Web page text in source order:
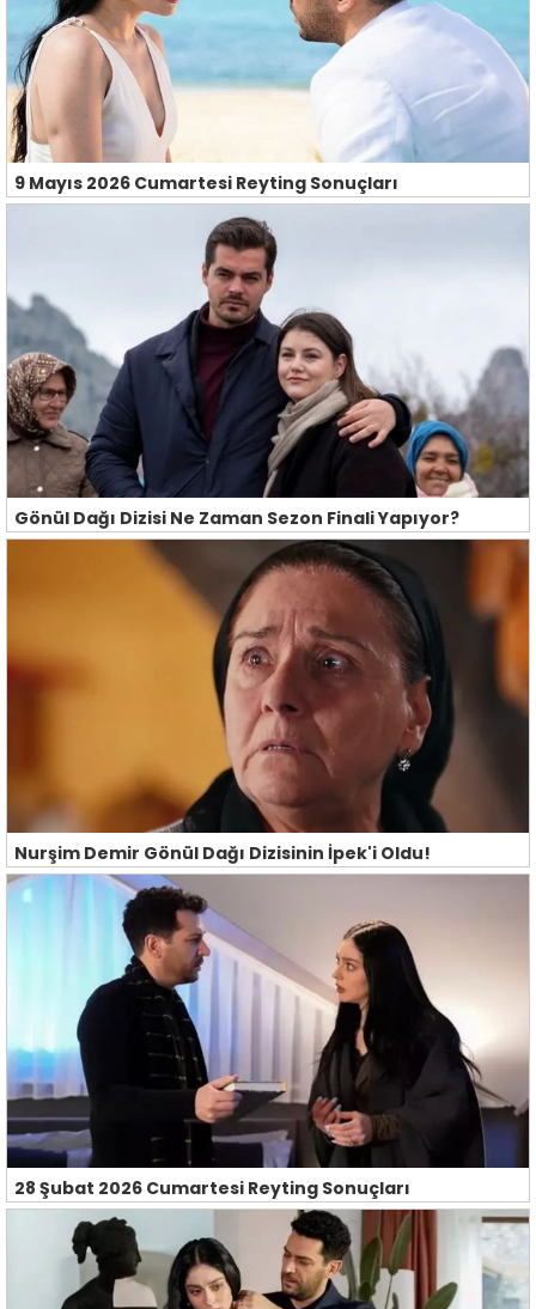
9 Mayıs 2026 Cumartesi Reyting Sonuçları
Gönül Dağı Dizisi Ne Zaman Sezon Finali Yapıyor?
Nurşim Demir Gönül Dağı Dizisinin İpek'i Oldu!
28 Şubat 2026 Cumartesi Reyting Sonuçları